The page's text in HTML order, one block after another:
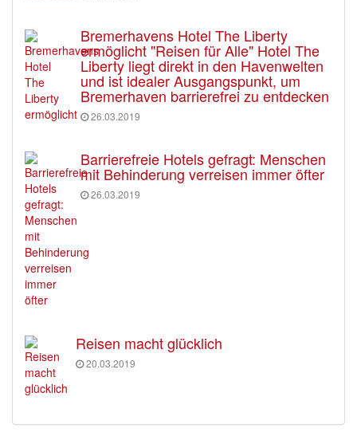
Bremerhavens Hotel The Liberty
ermöglicht "Reisen für Alle" Hotel The
Liberty liegt direkt in den Havenwelten
und ist idealer Ausgangspunkt, um
Bremerhaven barrierefrei zu entdecken
26.03.2019
Barrierefreie Hotels gefragt: Menschen
mit Behinderung verreisen immer öfter
26.03.2019
Reisen macht glücklich
20.03.2019